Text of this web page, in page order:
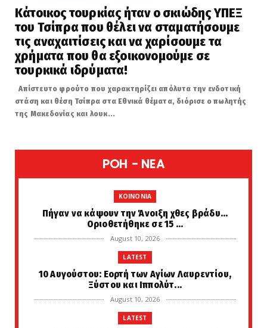
Κάτοικος τουρκίας ήταν ο σκιώδης ΥΠΕΞ
του Τσίπρα που θέλει να σταματήσουμε
τις αναχαιτίσεις και να χαρίσουμε τα
χρήματα που θα εξοικονομούμε σε
τουρκικά ιδρύματα!
Απίστευτο φρούτο που χαρακτηρίζει απόλυτα την ενδοτική
στάση και θέση Τσίπρα στα Εθνικά θέματα, διόρισε ο πωλητής
της Μακεδονίας και λουκ...
POH - NEA
KOINONIA
Πήγαν να κάψουν την Άνοιξη χθες βράδυ...
Οριοθετήθηκε σε 15 ...
August 10, 2026
LATEST
10 Αυγούστου: Εορτή των Αγίων Λαυρεντίου,
Ξύστου και Ιππολύτ...
August 10, 2026
LATEST